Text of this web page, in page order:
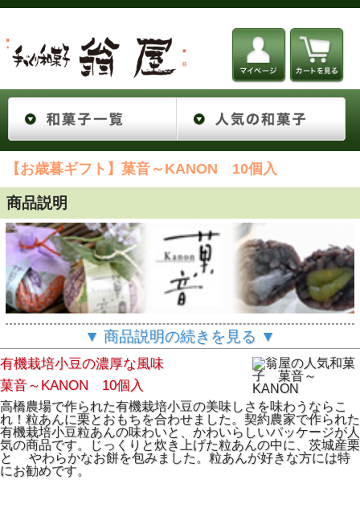
【お歳暮ギフト】菓音～KANON 10個入
商品説明
▼ 商品説明の続きを見る ▼
有機栽培小豆の濃厚な風味
菓音～KANON 10個入
高橋農場で作られた有機栽培小豆の美味しさを味わうならこ
れ！粒あんに栗とおもちを合わせました。契約農家で作られた
有機栽培小豆粒あんの味わいと、かわいらしいパッケージが人
気の商品です。じっくりと炊き上げた粒あんの中に、茨城産栗
と やわらかなお餅を包みました。粒あんが好きな方には特
にお勧めです。